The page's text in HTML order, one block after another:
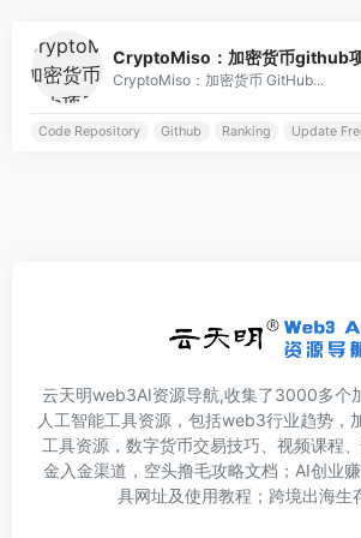
CryptoMiso：加密货币github
CryptoMiso：加密货币 GitHub...
Code Repository Github Ranking Update
云天明web3AI资源导航,收集了3000多个
人工智能工具资源，包括web3行业趋势，
工具资源，数字货币交易技巧、视频课程
金入金渠道，空头撸毛攻略文档；AI创业
具网址及使用教程；跨境出海生